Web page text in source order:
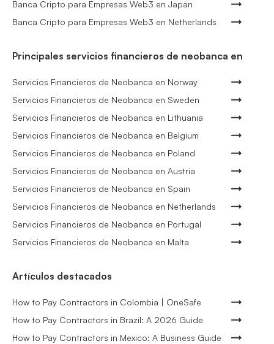
Banca Cripto para Empresas Web3 en Japan
Banca Cripto para Empresas Web3 en Netherlands
Principales servicios financieros de neobanca en
Servicios Financieros de Neobanca en Norway
Servicios Financieros de Neobanca en Sweden
Servicios Financieros de Neobanca en Lithuania
Servicios Financieros de Neobanca en Belgium
Servicios Financieros de Neobanca en Poland
Servicios Financieros de Neobanca en Austria
Servicios Financieros de Neobanca en Spain
Servicios Financieros de Neobanca en Netherlands
Servicios Financieros de Neobanca en Portugal
Servicios Financieros de Neobanca en Malta
Artículos destacados
How to Pay Contractors in Colombia | OneSafe
How to Pay Contractors in Brazil: A 2026 Guide
How to Pay Contractors in Mexico: A Business Guide